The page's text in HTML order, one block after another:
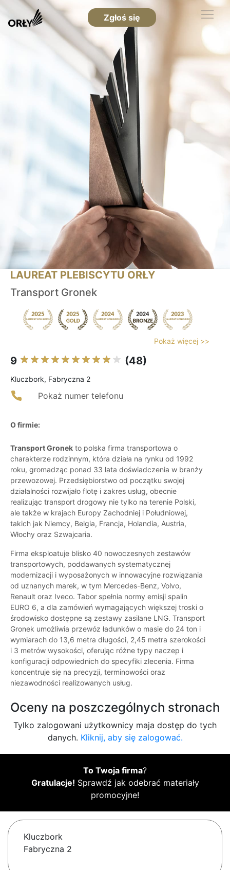
Zgłoś się
LAUREAT PLEBISCYTU ORŁY
Transport Gronek
Pokaż więcej >>
9 (48)
Kluczbork, Fabryczna 2
Pokaż numer telefonu
O firmie:
Transport Gronek to polska firma transportowa o
charakterze rodzinnym, która działa na rynku od 1992
roku, gromadząc ponad 33 lata doświadczenia w branży
przewozowej. Przedsiębiorstwo od początku swojej
działalności rozwijało flotę i zakres usług, obecnie
realizując transport drogowy nie tylko na terenie Polski,
ale także w krajach Europy Zachodniej i Południowej,
takich jak Niemcy, Belgia, Francja, Holandia, Austria,
Włochy oraz Szwajcaria.
Firma eksploatuje blisko 40 nowoczesnych zestawów
transportowych, poddawanych systematycznej
modernizacji i wyposażonych w innowacyjne rozwiązania
od uznanych marek, w tym Mercedes-Benz, Volvo,
Renault oraz Iveco. Tabor spełnia normy emisji spalin
EURO 6, a dla zamówień wymagających większej troski o
środowisko dostępne są zestawy zasilane LNG. Transport
Gronek umożliwia przewóz ładunków o masie do 24 ton i
wymiarach do 13,6 metra długości, 2,45 metra szerokości
i 3 metrów wysokości, oferując różne typy naczep i
konfiguracji odpowiednich do specyfiki zlecenia. Firma
koncentruje się na precyzji, terminowości oraz
niezawodności realizowanych usług.
Oceny na poszczególnych stronach
Tylko zalogowani użytkownicy maja dostęp do tych
danych. Kliknij, aby się zalogować.
To Twoja firma?
Gratulacje! Sprawdź jak odebrać materiały
promocyjne!
Kluczbork
Fabryczna 2